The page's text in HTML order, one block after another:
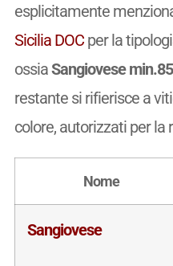
esplicitamente
Sicilia DOCper la
ossiaSangiovese
restante si rifierisce a
colore, autorizzati per la
Nome
Sangiovese